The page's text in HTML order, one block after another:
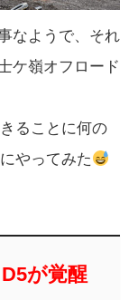
なようで、それ
ケ嶺オフロード
ることに何の
やってみた
が覚醒